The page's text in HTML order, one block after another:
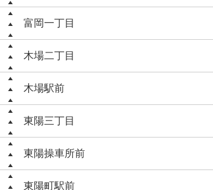
富岡一丁目
木場二丁目
木場駅前
東陽三丁目
東陽操車所前
東陽町駅前